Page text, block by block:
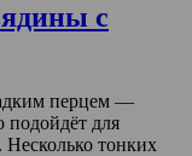
с
перцем —
для
тонких